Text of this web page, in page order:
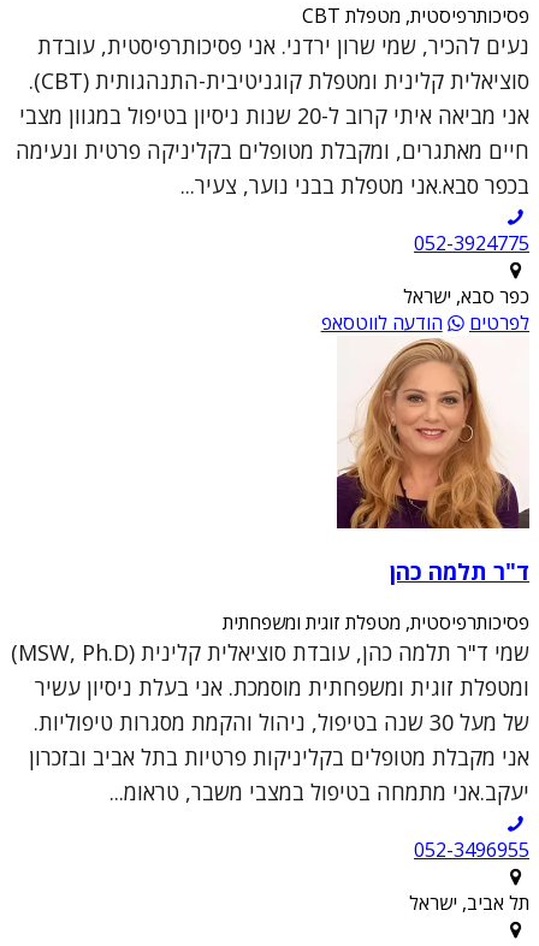
פסיכותרפיסטית, מטפלת CBT
נעים להכיר, שמי שרון ירדני. אני פסיכותרפיסטית, עובדת
סוציאלית קלינית ומטפלת קוגניטיבית-התנהגותית (CBT).
אני מביאה איתי קרוב ל-20 שנות ניסיון בטיפול במגוון מצבי
חיים מאתגרים, ומקבלת מטופלים בקליניקה פרטית ונעימה
בכפר סבא.אני מטפלת בבני נוער, צעיר...
052-3924775
כפר סבא, ישראל
לפרטים
הודעה לווטסאפ
ד"ר תלמה כהן
פסיכותרפיסטית, מטפלת זוגית ומשפחתית
שמי ד"ר תלמה כהן, עובדת סוציאלית קלינית (MSW, Ph.D)
ומטפלת זוגית ומשפחתית מוסמכת. אני בעלת ניסיון עשיר
של מעל 30 שנה בטיפול, ניהול והקמת מסגרות טיפוליות.
אני מקבלת מטופלים בקליניקות פרטיות בתל אביב ובזכרון
יעקב.אני מתמחה בטיפול במצבי משבר, טראומ...
052-3496955
תל אביב, ישראל